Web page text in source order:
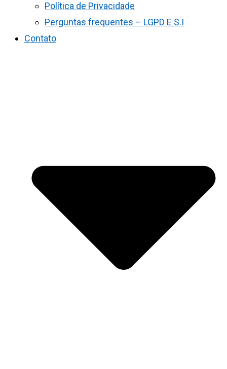
Política de Privacidade
Perguntas frequentes – LGPD E S.I
Contato